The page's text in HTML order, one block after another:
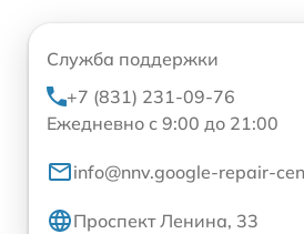
Служба поддержки
+7 (831) 231-09-76
Ежедневно с 9:00 до 21:00
info@nnv.google-repair-
Проспект Ленина, 33